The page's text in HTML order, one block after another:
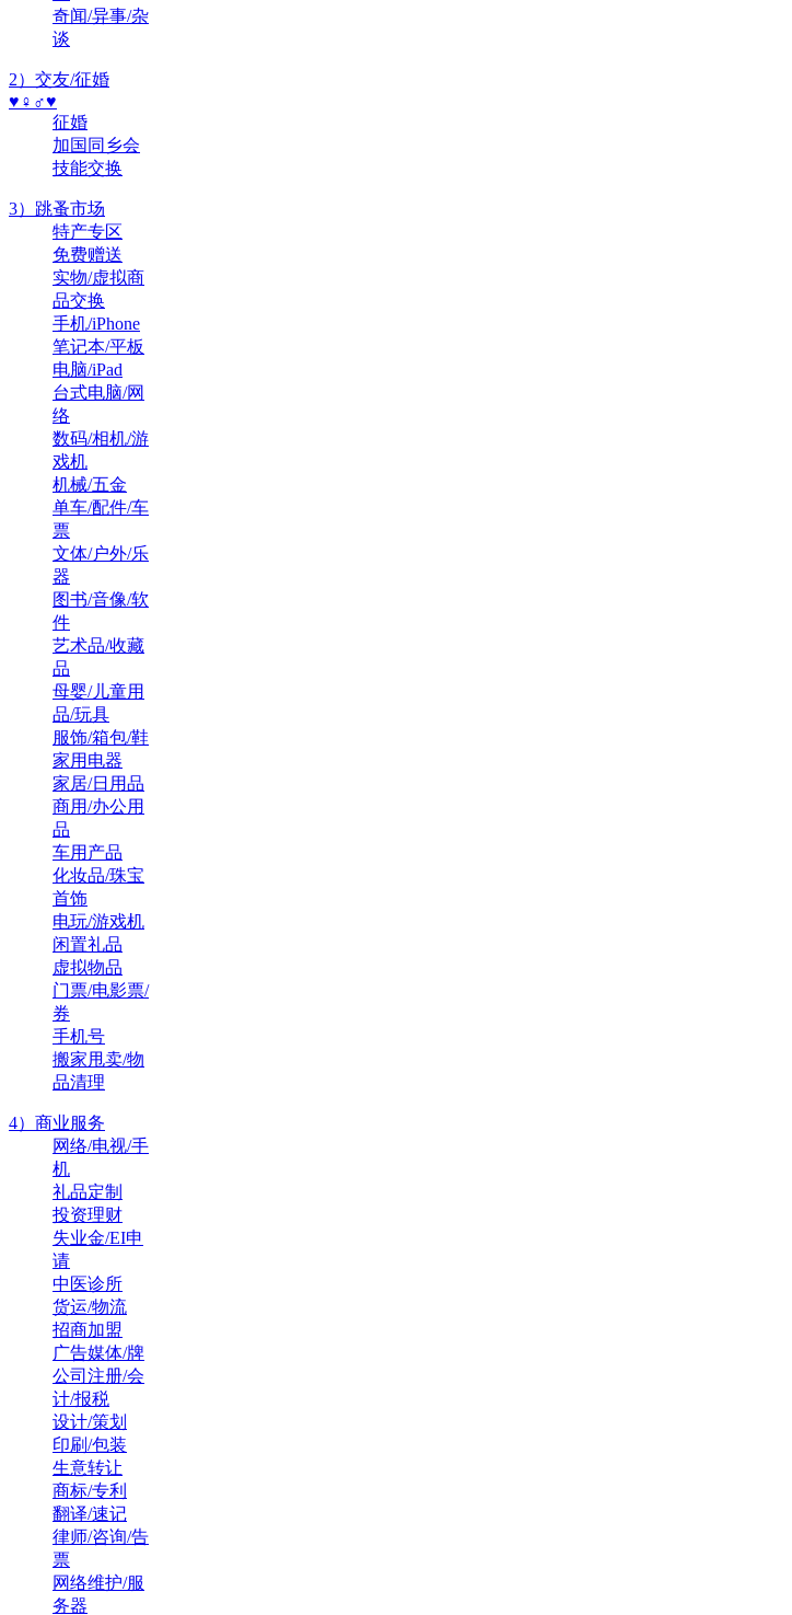
奇闻/异事/杂
谈
2）交友/征婚
♥♀♂♥
征婚
加国同乡会
技能交换
3）跳蚤市场
特产专区
免费赠送
实物/虚拟商
品交换
手机/iPhone
笔记本/平板
电脑/iPad
台式电脑/网
络
数码/相机/游
戏机
机械/五金
单车/配件/车
票
文体/户外/乐
器
图书/音像/软
件
艺术品/收藏
品
母婴/儿童用
品/玩具
服饰/箱包/鞋
家用电器
家居/日用品
商用/办公用
品
车用产品
化妆品/珠宝
首饰
电玩/游戏机
闲置礼品
虚拟物品
门票/电影票/
券
手机号
搬家甩卖/物
品清理
4）商业服务
网络/电视/手
机
礼品定制
投资理财
失业金/EI申
请
中医诊所
货运/物流
招商加盟
广告媒体/牌
公司注册/会
计/报税
设计/策划
印刷/包装
生意转让
商标/专利
翻译/速记
律师/咨询/告
票
网络维护/服
务器